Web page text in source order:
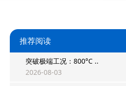
推荐阅读
突破极端工况：800°C ..
2026-08-03